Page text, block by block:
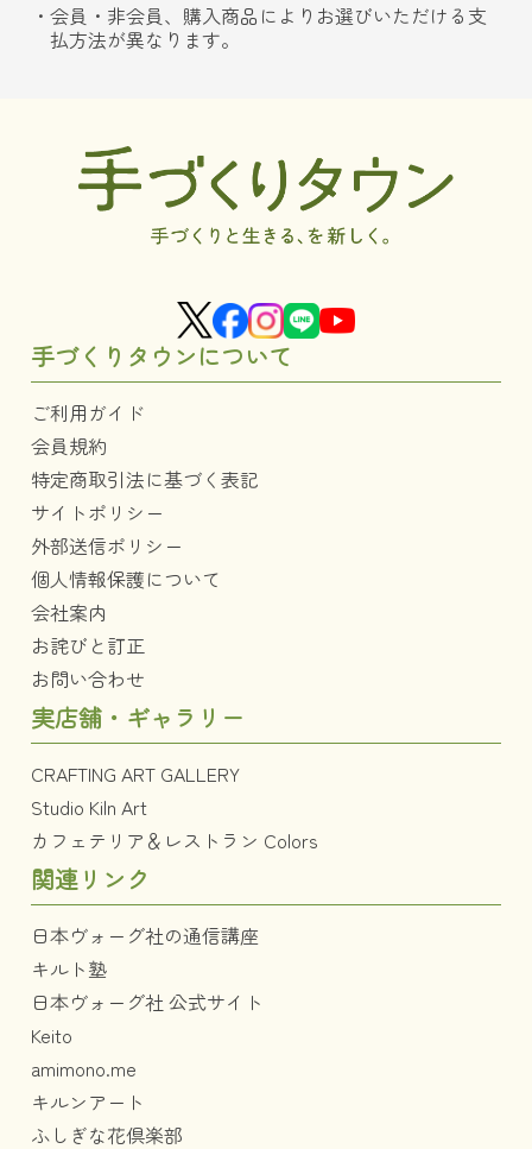
会員・非会員、購入商品によりお選びいただける支
払方法が異なります。
手づくりタウンについて
ご利用ガイド
会員規約
特定商取引法に基づく表記
サイトポリシー
外部送信ポリシー
個人情報保護について
会社案内
お詫びと訂正
お問い合わせ
実店舗・ギャラリー
CRAFTING ART GALLERY
Studio Kiln Art
カフェテリア＆レストラン Colors
関連リンク
日本ヴォーグ社の通信講座
キルト塾
日本ヴォーグ社 公式サイト
Keito
amimono.me
キルンアート
ふしぎな花倶楽部